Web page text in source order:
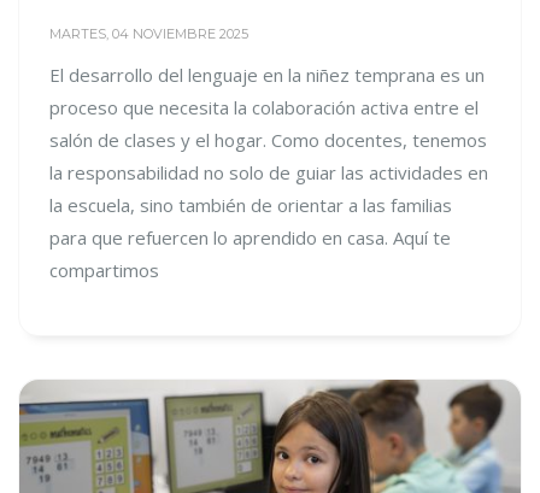
MARTES, 04 NOVIEMBRE 2025
El desarrollo del lenguaje en la niñez temprana es un
proceso que necesita la colaboración activa entre el
salón de clases y el hogar. Como docentes, tenemos
la responsabilidad no solo de guiar las actividades en
la escuela, sino también de orientar a las familias
para que refuercen lo aprendido en casa. Aquí te
compartimos